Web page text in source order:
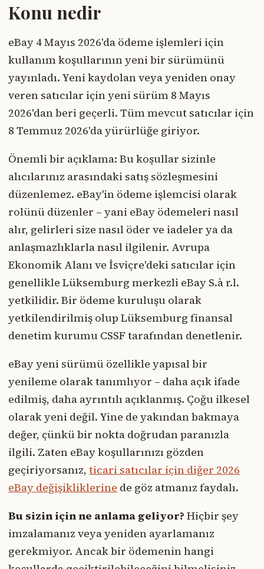
Konu nedir
eBay 4 Mayıs 2026'da ödeme işlemleri için
kullanım koşullarının yeni bir sürümünü
yayınladı. Yeni kaydolan veya yeniden onay
veren satıcılar için yeni sürüm 8 Mayıs
2026'dan beri geçerli. Tüm mevcut satıcılar için
8 Temmuz 2026'da yürürlüğe giriyor.
Önemli bir açıklama: Bu koşullar sizinle
alıcılarınız arasındaki satış sözleşmesini
düzenlemez. eBay'in ödeme işlemcisi olarak
rolünü düzenler – yani eBay ödemeleri nasıl
alır, gelirleri size nasıl öder ve iadeler ya da
anlaşmazlıklarla nasıl ilgilenir. Avrupa
Ekonomik Alanı ve İsviçre'deki satıcılar için
genellikle Lüksemburg merkezli eBay S.à r.l.
yetkilidir. Bir ödeme kuruluşu olarak
yetkilendirilmiş olup Lüksemburg finansal
denetim kurumu CSSF tarafından denetlenir.
eBay yeni sürümü özellikle yapısal bir
yenileme olarak tanımlıyor – daha açık ifade
edilmiş, daha ayrıntılı açıklanmış. Çoğu ilkesel
olarak yeni değil. Yine de yakından bakmaya
değer, çünkü bir nokta doğrudan paranızla
ilgili. Zaten eBay koşullarınızı gözden
geçiriyorsanız, ticari satıcılar için diğer 2026
eBay değişikliklerine de göz atmanız faydalı.
Bu sizin için ne anlama geliyor? Hiçbir şey
imzalamanız veya yeniden ayarlamanız
gerekmiyor. Ancak bir ödemenin hangi